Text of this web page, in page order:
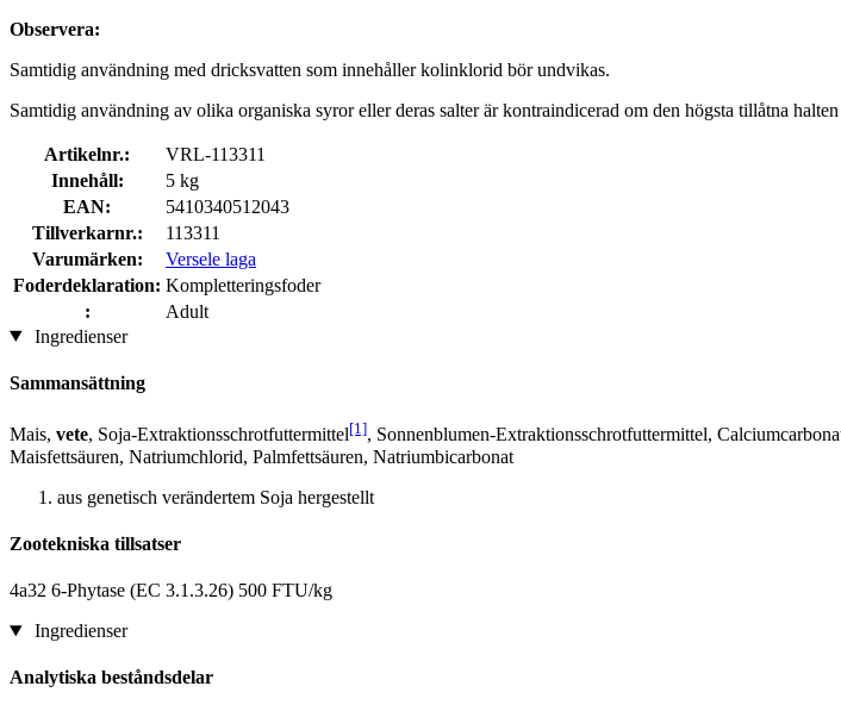
Observera:
Samtidig användning med dricksvatten som innehåller kolinklorid bör undvikas.
Samtidig användning av olika organiska syror eller deras salter är kontraindicerad om den högsta tillåtna
Artikelnr.:
VRL-113311
Innehåll:
5 kg
EAN:
5410340512043
Tillverkarnr.:
113311
Varumärken:
Versele laga
Foderdeklaration: Kompletteringsfoder
:
Adult
Ingredienser
Sammansättning
Mais, vete, Soja-Extraktionsschrotfuttermittel[1], Sonnenblumen-Extraktionsschrotfuttermittel,
Maisfettsäuren, Natriumchlorid, Palmfettsäuren, Natriumbicarbonat
aus genetisch verändertem Soja hergestellt
Zootekniska tillsatser
4a32 6-Phytase (EC 3.1.3.26) 500 FTU/kg
Ingredienser
Analytiska beståndsdelar